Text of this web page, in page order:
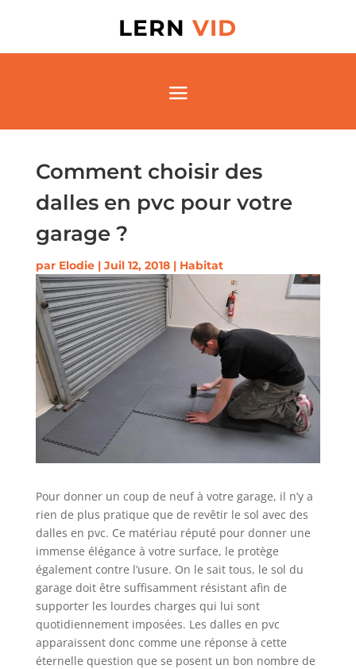
LERNVID
Comment choisir des
dalles en pvc pour votre
garage ?
par Elodie| Juil 12, 2018| Habitat
Pour donner un coup de neuf à votre garage, il n’y a
rien de plus pratique que de revêtir le sol avec des
dalles en pvc. Ce matériau réputé pour donner une
immense élégance à votre surface, le protège
également contre l’usure. On le sait tous, le sol du
garage doit être suffisamment résistant afin de
supporter les lourdes charges qui lui sont
quotidiennement imposées. Les dalles en pvc
apparaissent donc comme une réponse à cette
éternelle question que se posent un bon nombre de